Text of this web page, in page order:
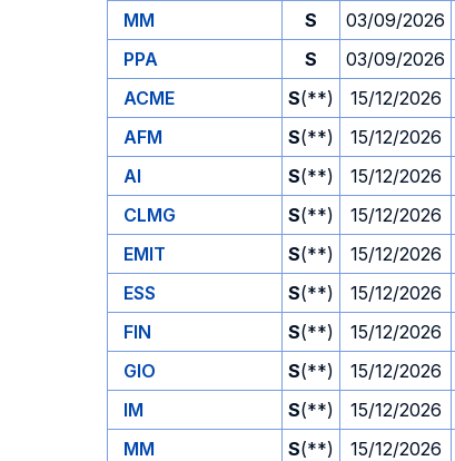
MM
S 03/09/2026
PPA
S 03/09/2026
ACME
S(**) 15/12/2026
AFM
S(**) 15/12/2026
AI
S(**) 15/12/2026
CLMG
S(**) 15/12/2026
EMIT
S(**) 15/12/2026
ESS
S(**) 15/12/2026
FIN
S(**) 15/12/2026
GIO
S(**) 15/12/2026
IM
S(**) 15/12/2026
MM
S(**) 15/12/2026